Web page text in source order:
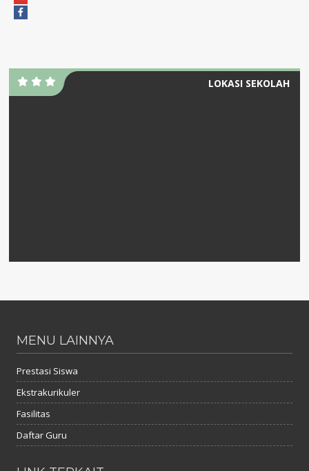
LOKASI SEKOLAH
MENU LAINNYA
Prestasi Siswa
Ekstrakurikuler
Fasilitas
Daftar Guru